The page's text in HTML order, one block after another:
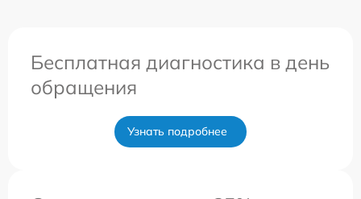
Бесплатная диагностика в день
обращения
Узнать подробнее